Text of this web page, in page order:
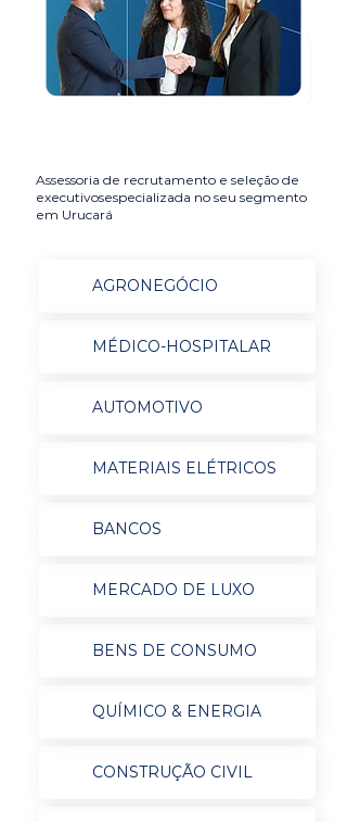
Assessoria de recrutamento e seleção de
executivosespecializada no seu segmento
em Urucará
AGRONEGÓCIO
MÉDICO-HOSPITALAR
AUTOMOTIVO
MATERIAIS ELÉTRICOS
BANCOS
MERCADO DE LUXO
BENS DE CONSUMO
QUÍMICO & ENERGIA
CONSTRUÇÃO CIVIL